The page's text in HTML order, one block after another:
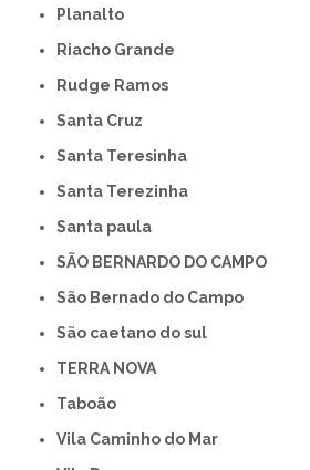
Planalto
Riacho Grande
Rudge Ramos
Santa Cruz
Santa Teresinha
Santa Terezinha
Santa paula
SÃO BERNARDO DO CAMPO
São Bernado do Campo
São caetano do sul
TERRA NOVA
Taboão
Vila Caminho do Mar